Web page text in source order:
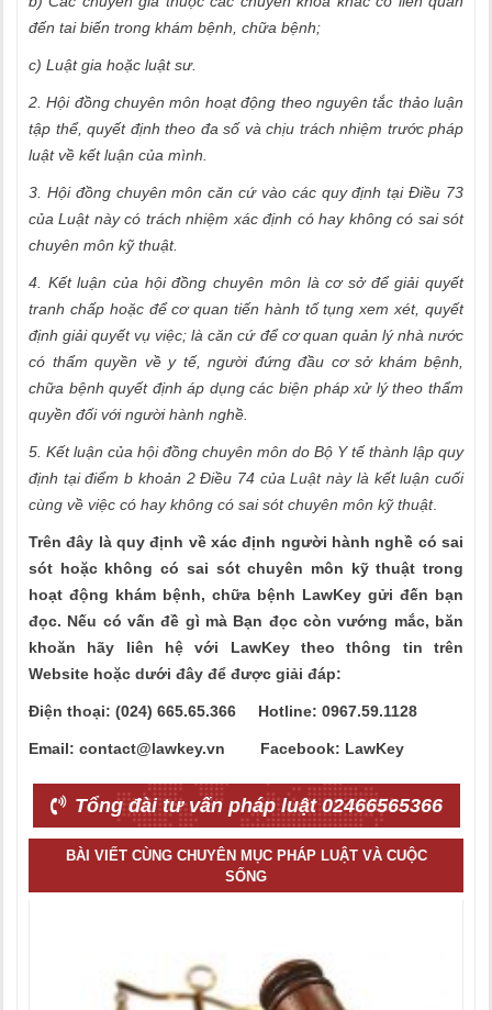
đến tai biến trong khám bệnh, chữa bệnh;
c) Luật gia hoặc luật sư.
2. Hội đồng chuyên môn hoạt động theo nguyên tắc thảo luận
tập thể, quyết định theo đa số và chịu trách nhiệm trước pháp
luật về kết luận của mình.
3. Hội đồng chuyên môn căn cứ vào các quy định tại Điều 73
của Luật này có trách nhiệm xác định có hay không có sai sót
chuyên môn kỹ thuật.
4. Kết luận của hội đồng chuyên môn là cơ sở để giải quyết
tranh chấp hoặc để cơ quan tiến hành tố tụng xem xét, quyết
định giải quyết vụ việc; là căn cứ để cơ quan quản lý nhà nước
có thẩm quyền về y tế, người đứng đầu cơ sở khám bệnh,
chữa bệnh quyết định áp dụng các biện pháp xử lý theo thẩm
quyền đối với người hành nghề.
5. Kết luận của hội đồng chuyên môn do Bộ Y tế thành lập quy
định tại điểm b khoản 2 Điều 74 của Luật này là kết luận cuối
cùng về việc có hay không có sai sót chuyên môn kỹ thuật.
Trên đây là quy định về xác định người hành nghề có sai
sót hoặc không có sai sót chuyên môn kỹ thuật trong
hoạt động khám bệnh, chữa bệnh LawKey gửi đến bạn
đọc. Nếu có vấn đề gì mà Bạn đọc còn vướng mắc, băn
khoăn hãy liên hệ với LawKey theo thông tin trên
Website hoặc dưới đây để được giải đáp:
Điện thoại: (024) 665.65.366 Hotline: 0967.59.1128
Email: contact@lawkey.vn Facebook: LawKey
Tổng đài tư vấn pháp luật 02466565366
BÀI VIẾT CÙNG CHUYÊN MỤC PHÁP LUẬT VÀ CUỘC
SỐNG